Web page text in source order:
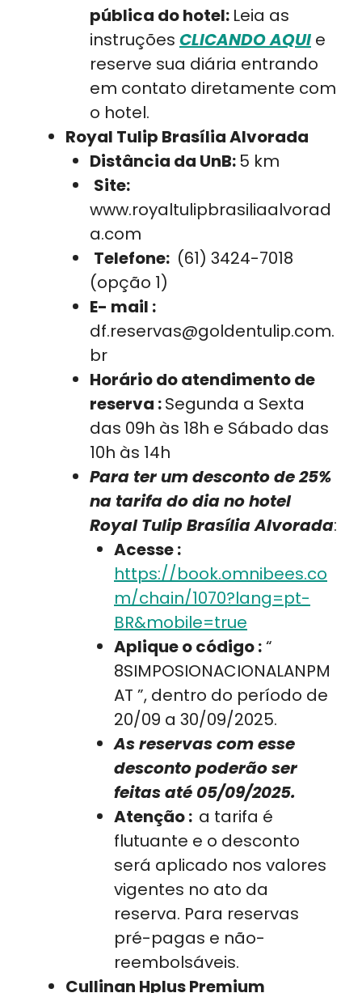
pública do hotel: Leia as
instruções CLICANDO AQUI e
reserve sua diária entrando
em contato diretamente com
o hotel.
Royal Tulip Brasília Alvorada
Distância da UnB:5 km
Site:
www.royaltulipbrasiliaalvorad
a.com
Telefone: (61) 3424-7018
(opção 1)
E- mail :
df.reservas@goldentulip.com.
br
Horário do atendimento de
reserva :Segunda a Sexta
das 09h às 18h e Sábado das
10h às 14h
Para ter um desconto de 25%
na tarifa do dia no hotel
Royal Tulip Brasília Alvorada:
Acesse :
https://book.omnibees.co
m/chain/1070?lang=pt-
BR&mobile=true
Aplique o código :“
8SIMPOSIONACIONALANPM
AT ”, dentro do período de
20/09 a 30/09/2025.
As reservas com esse
desconto poderão ser
feitas até 05/09/2025.
Atenção : a tarifa é
flutuante e o desconto
será aplicado nos valores
vigentes no ato da
reserva. Para reservas
pré-pagas e não-
reembolsáveis.
Cullinan Hplus Premium